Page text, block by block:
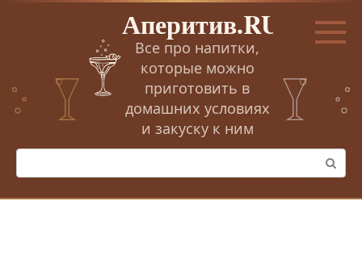
Перейти
Аперитив.RU
Все про напитки,
которые можно
приготовить в
домашних условиях
и закуску к ним
Поиск: